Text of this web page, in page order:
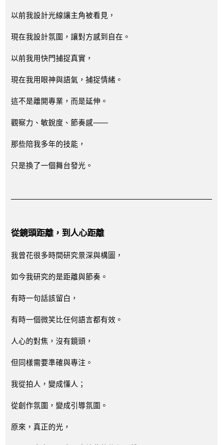
以前我設計光線讓主角被看見，
現在我設計氛圍，讓對方感到自在。
以前我用快門捕捉真實，
現在我用眼神與語氣，捕捉情緒。
這不是離開專業，而是延伸。
觀察力、敏銳度、節奏感——
那些陪我多年的技能，
只是換了一個舞台發光。
從鏡頭距離，到人心距離
我曾花很多時間研究景深與構圖，
如今我研究的是距離與節奏。
有時一句話該留白，
有時一個微笑比任何語言都有效。
人心的對焦，沒有鏡頭，
但同樣需要準確與專注。
我從拍人，變成懂人；
從創作氛圍，變成引導氛圍。
原來，真正的光，